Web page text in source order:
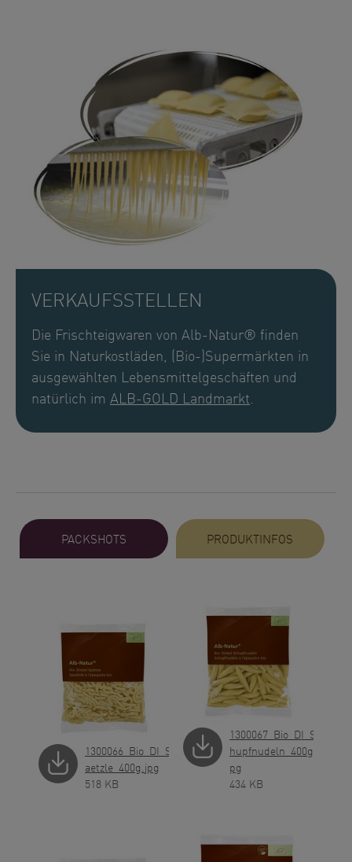
Show larger version for:
VERKAUFSSTELLEN
Die Frischteigwaren von Alb-Natur® finden
Sie in Naturkostläden, (Bio-)Supermärkten in
ausgewählten Lebensmittelgeschäften und
natürlich im ALB-GOLD Landmarkt.
PACKSHOTS PRODUKTINFOS
1300066_Bio_DI_Sp
aetzle_400g.jpg
518 KB
1300067_Bio_DI_Sc
hupfnudeln_400g.j
pg
434 KB